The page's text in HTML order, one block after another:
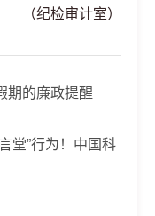
（纪检审计室）
期的廉政提醒
堂”行为！中国科